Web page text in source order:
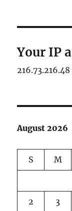
Your IP
216.73.216.48
August 2026
S M
2 3